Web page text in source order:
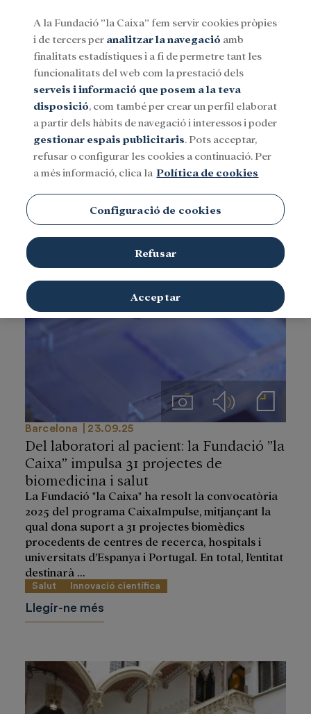
Menu
SocialInvestigació i bequesCultura
Fundação para a Ciência e a
Tecnologia (FCT)
Imágenes Audios Notas de prensa
Barcelona 23.09.25
Del laboratori al pacient: la Fundació ”la
Caixa” impulsa 31 projectes de
biomedicina i salut
La Fundació "la Caixa" ha resolt la convocatòria
2025 del programa CaixaImpulse, mitjançant la
qual dona suport a 31 projectes biomèdics
procedents de centres de recerca, hospitals i
universitats d’Espanya i Portugal. En total, l’entitat
destinarà ...
Salut Innovació científica
Llegir-ne més
A la Fundació ”la Caixa” fem servir cookies pròpies
i de tercers per analitzar la navegació amb
finalitats estadístiques i a fi de permetre tant les
funcionalitats del web com la prestació dels
serveis i informació que posem a la teva
disposició, com també per crear un perfil elaborat
a partir dels hàbits de navegació i interessos i poder
gestionar espais publicitaris. Pots acceptar,
refusar o configurar les cookies a continuació. Per
a més informació, clica la Política de cookies
Configuració de cookies
Refusar
Acceptar